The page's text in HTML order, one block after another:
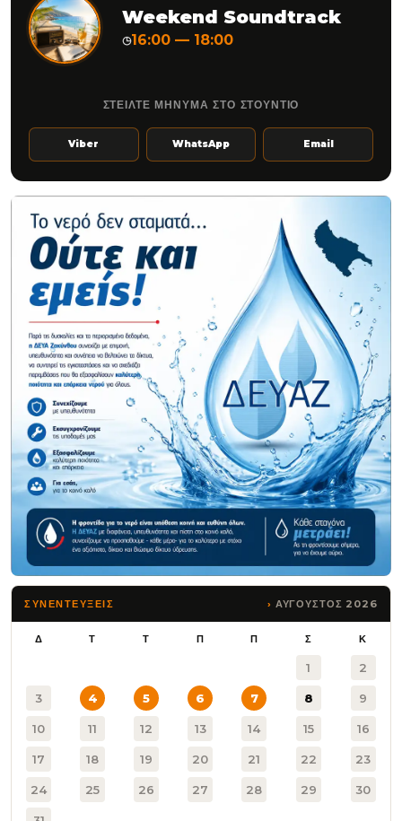
Weekend Soundtrack
◷16:00 — 18:00
ΣΤΕΙΛΤΕ ΜΗΝΥΜΑ ΣΤΟ ΣΤΟΥΝΤΙΟ
Viber WhatsApp Email
ΣΥΝΕΝΤΕΥΞΕΙΣ ΑΥΓΟΥΣΤΟΣ 2026
Δ Τ Τ Π Π Σ Κ
1 2
3 4 5 6 7 8 9
10 11 12 13 14 15 16
17 18 19 20 21 22 23
24 25 26 27 28 29 30